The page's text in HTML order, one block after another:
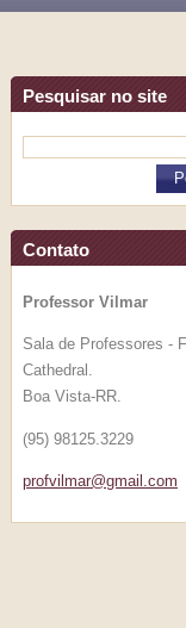
Pesquisar no site
Contato
Professor Vilmar
Sala de Professores -
Cathedral.
Boa Vista-RR.
(95) 98125.3229
profvilmar@gmail .com